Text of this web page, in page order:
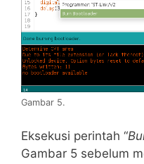
Gambar 5.
Eksekusi perintah “
Gambar 5 sebelum